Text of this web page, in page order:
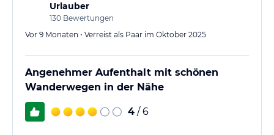
Urlauber
130 Bewertungen
Vor 9 Monaten • Verreist als Paar im Oktober 2025
Angenehmer Aufenthalt mit schönen
Wanderwegen in der Nähe
4 / 6